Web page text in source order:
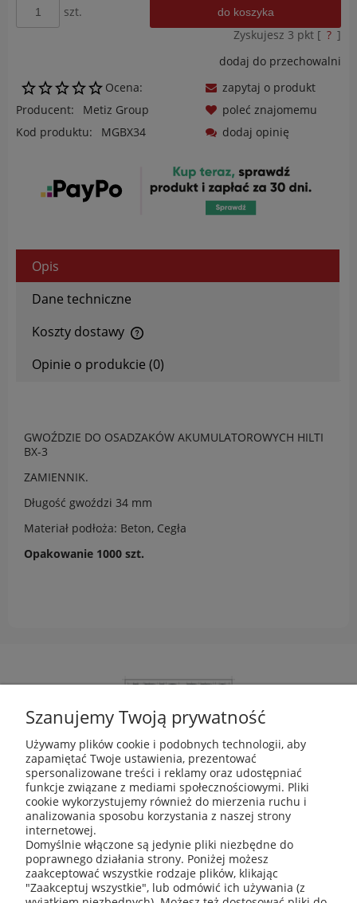
szt. do koszyka
Zyskujesz 3 pkt [ ? ]
dodaj do przechowalni
Ocena:
Producent:
Metiz Group
Kod produktu:
MGBX34
zapytaj o produkt
poleć znajomemu
dodaj opinię
Opis
Dane techniczne
Koszty dostawy
Opinie o produkcie (0)
GWOŹDZIE DO OSADZAKÓW AKUMULATOROWYCH HILTI
BX-3
ZAMIENNIK.
Długość gwoździ 34 mm
Materiał podłoża: Beton, Cegła
Opakowanie 1000 szt.
ABIS Pro sp. z o. o.
ul. Głogowska 11
30-416 Kraków
+48 531 809 706
Szanujemy Twoją prywatność
Używamy plików cookie i podobnych technologii, aby
zapamiętać Twoje ustawienia, prezentować
spersonalizowane treści i reklamy oraz udostępniać
funkcje związane z mediami społecznościowymi. Pliki
cookie wykorzystujemy również do mierzenia ruchu i
analizowania sposobu korzystania z naszej strony
internetowej.
Domyślnie włączone są jedynie pliki niezbędne do
poprawnego działania strony. Poniżej możesz
zaakceptować wszystkie rodzaje plików, klikając
"Zaakceptuj wszystkie", lub odmówić ich używania (z